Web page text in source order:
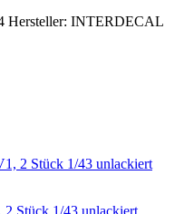
Hersteller: INTERDECAL